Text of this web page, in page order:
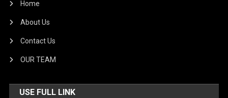
Home
About Us
Contact Us
OUR TEAM
USE FULL LINK